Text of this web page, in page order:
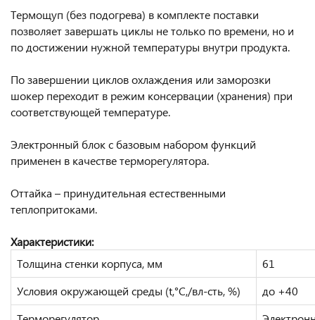
Термощуп (без подогрева) в комплекте поставки
позволяет завершать циклы не только по времени, но и
по достижении нужной температуры внутри продукта.
По завершении циклов охлаждения или заморозки
шокер переходит в режим консервации (хранения) при
соответствующей температуре.
Электронный блок с базовым набором функций
применен в качестве терморегулятора.
Оттайка – принудительная естественными
теплопритоками.
Характеристики:
Толщина стенки корпуса, мм
61
Условия окружающей среды (t,°C,/вл-сть, %)
до +40